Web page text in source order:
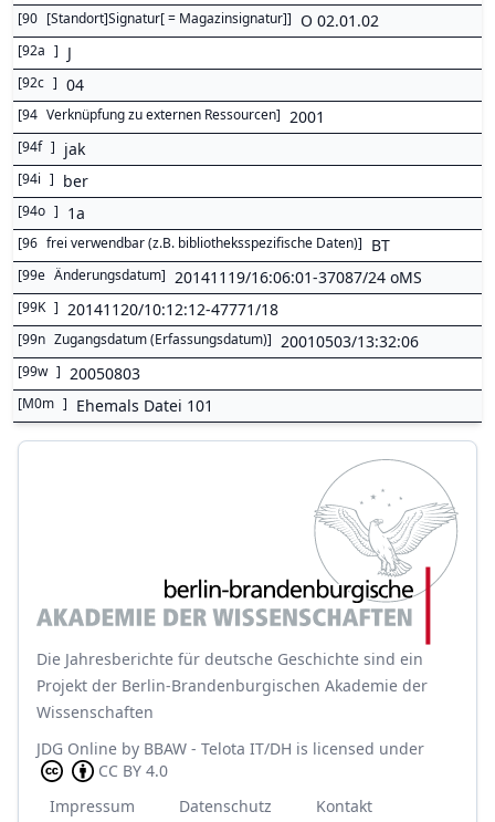
[90 [Standort]Signatur[ = Magazinsignatur]] O 02.01.02
[92a ] J
[92c ] 04
[94 Verknüpfung zu externen Ressourcen] 2001
[94f ] jak
[94i ] ber
[94o ] 1a
[96 frei verwendbar (z.B. bibliotheksspezifische Daten)] BT
[99e Änderungsdatum] 20141119/16:06:01-37087/24 oMS
[99K ] 20141120/10:12:12-47771/18
[99n Zugangsdatum (Erfassungsdatum)] 20010503/13:32:06
[99w ] 20050803
[M0m ] Ehemals Datei 101
Die Jahresberichte für deutsche Geschichte sind ein
Projekt der Berlin-Brandenburgischen Akademie der
Wissenschaften
JDG Online by BBAW - Telota IT/DH is licensed under
CC BY 4.0
Impressum
Datenschutz Kontakt